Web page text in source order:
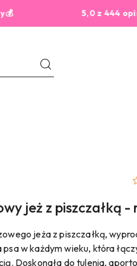
5,0 z 444 opinii
jeż z piszczałką
jeża z piszczałką,
w każdym wieku, która
Doskonała do tulenia,